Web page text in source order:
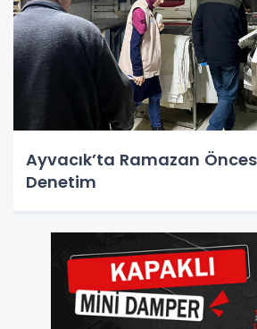
Ayvacık’ta Ramazan Öncesi
Denetim